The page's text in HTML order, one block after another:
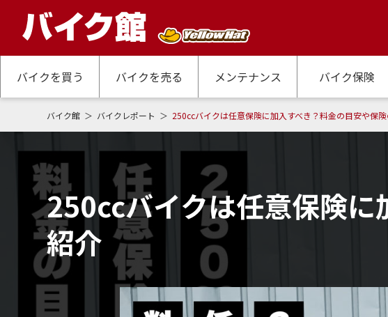
バイクを買う バイクを売る メンテナンス バイク保険
バイク館 バイクレポート 250ccバイクは任意保険に加入すべき？料金の目安や保
250ccバイクは任意保険に
紹介